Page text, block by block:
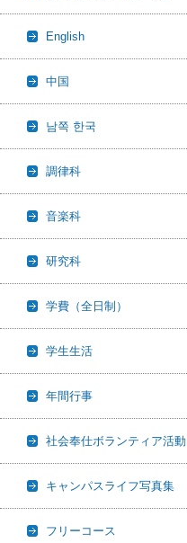
English
中国
남쪽 한국
調律科
音楽科
研究科
学費（全日制）
学生生活
年間行事
社会奉仕ボランティア活動
キャンパスライフ写真集
フリーコース